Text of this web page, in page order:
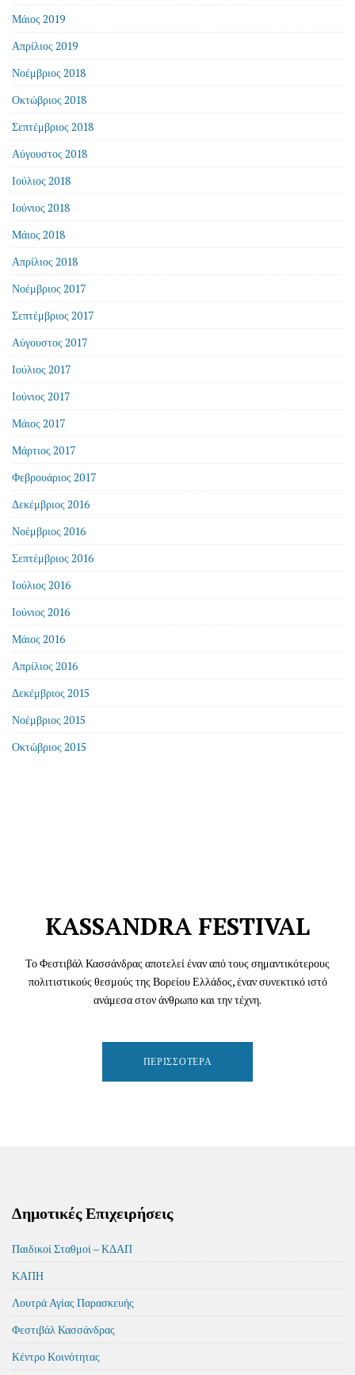
Μάιος 2019
Απρίλιος 2019
Νοέμβριος 2018
Οκτώβριος 2018
Σεπτέμβριος 2018
Αύγουστος 2018
Ιούλιος 2018
Ιούνιος 2018
Μάιος 2018
Απρίλιος 2018
Νοέμβριος 2017
Σεπτέμβριος 2017
Αύγουστος 2017
Ιούλιος 2017
Ιούνιος 2017
Μάιος 2017
Μάρτιος 2017
Φεβρουάριος 2017
Δεκέμβριος 2016
Νοέμβριος 2016
Σεπτέμβριος 2016
Ιούλιος 2016
Ιούνιος 2016
Μάιος 2016
Απρίλιος 2016
Δεκέμβριος 2015
Νοέμβριος 2015
Οκτώβριος 2015
KASSANDRA FESTIVAL
Το Φεστιβάλ Κασσάνδρας αποτελεί έναν από τους σημαντικότερους
πολιτιστικούς θεσμούς της Βορείου Ελλάδος, έναν συνεκτικό ιστό
ανάμεσα στον άνθρωπο και την τέχνη.
ΠΕΡΙΣΣΌΤΕΡΑ
Δημοτικές Επιχειρήσεις
Παιδικοί Σταθμοί – ΚΔΑΠ
ΚΑΠΗ
Λουτρά Αγίας Παρασκευής
Φεστιβάλ Κασσάνδρας
Κέντρο Κοινότητας